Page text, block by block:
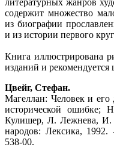
содержит множество
из биографии
и из истории первого
Книга иллюстрирована
изданий и
Цвейг, Стефан.
Магеллан: Человек и
исторической
Кулишер, Л. Лежнева,
народов: Лексика,
538-00.